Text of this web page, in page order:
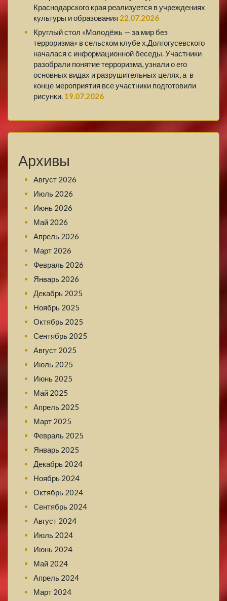
Краснодарского края реализуется в учреждениях
культуры и образования 22.07.2026
Круглый стол «Молодёжь — за мир без
терроризма» в сельском клубе х.Долгогусевского
началася с информационной беседы. Участники
разобрали понятие терроризма, узнали о его
основных видах и разрушительных целях, а в
конце мероприятия все участники подготовили
рисунки. 19.07.2026
Архивы
Август 2026
Июль 2026
Июнь 2026
Май 2026
Апрель 2026
Март 2026
Февраль 2026
Январь 2026
Декабрь 2025
Ноябрь 2025
Октябрь 2025
Сентябрь 2025
Август 2025
Июль 2025
Июнь 2025
Май 2025
Апрель 2025
Март 2025
Февраль 2025
Январь 2025
Декабрь 2024
Ноябрь 2024
Октябрь 2024
Сентябрь 2024
Август 2024
Июль 2024
Июнь 2024
Май 2024
Апрель 2024
Март 2024